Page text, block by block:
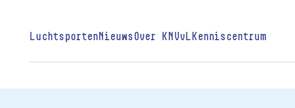
Luchtsporten Nieuws Over KNVvL Kenniscentrum